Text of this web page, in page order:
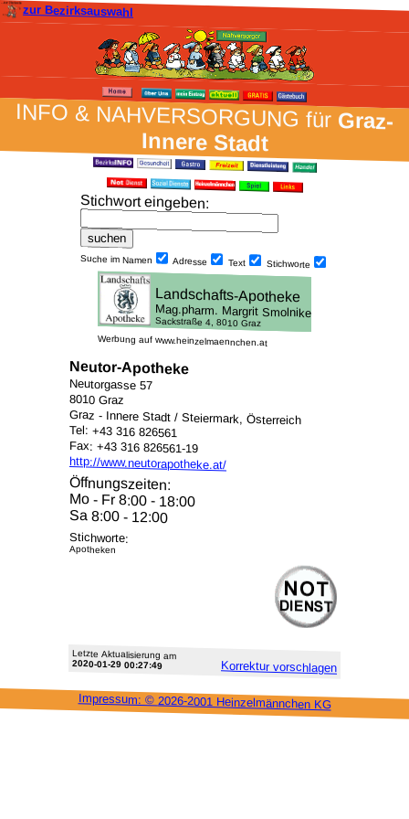
zur Bezirksauswahl
INFO & NAH­VER­SORG­UNG fürGraz-
Innere Stadt
Stich­wort ein­geben:
Suche im Namen Adresse Text Stich­worte
Werbung auf www.heinzelmaennchen.at
Neutor-Apotheke
Neutorgasse 57
8010 Graz
Graz - Innere Stadt / Steiermark, Österreich
Tel: +43 316 826561
Fax: +43 316 826561-19
http://www.neutorapotheke.at/
Öffnungszeiten:
Mo - Fr 8:00 - 18:00
Sa 8:00 - 12:00
Stichworte:
Apotheken
Letzte Aktu­alisie­rung am
2020-01-29 00:27:49 Korrektur vor­schlagen
Impressum: © 2026-2001 Heinzel­männchen KG